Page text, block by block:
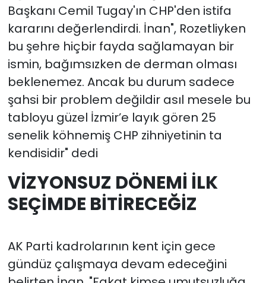
Başkanı Cemil Tugay'ın CHP'den istifa
kararını değerlendirdi. İnan", Rozetliyken
bu şehre hiçbir fayda sağlamayan bir
ismin, bağımsızken de derman olması
beklenemez. Ancak bu durum sadece
şahsi bir problem değildir asıl mesele bu
tabloyu güzel İzmir’e layık gören 25
senelik köhnemiş CHP zihniyetinin ta
kendisidir" dedi
VİZYONSUZ DÖNEMİ İLK
SEÇİMDE BİTİRECEĞİZ
AK Parti kadrolarının kent için gece
gündüz çalışmaya devam edeceğini